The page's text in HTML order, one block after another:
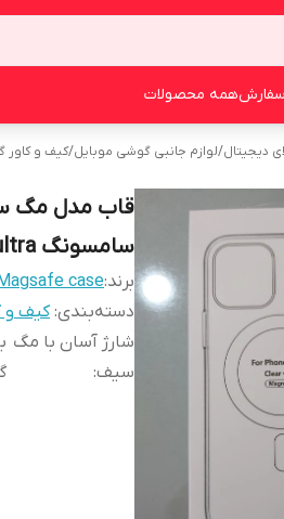
همه محصولات
دیجیتال/لوازم جانبی گوشی موبایل/کیف و کاور
قاب مدل مگ
سامسونگ S24 ultra
برند:case
دسته‌بندی:کیف و
شارژ آسان با مگ
سیف: